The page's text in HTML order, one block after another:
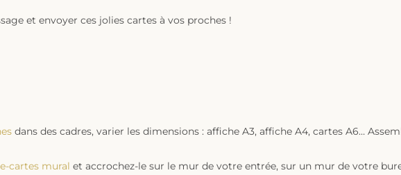
et envoyer ces jolies cartes à vos proches !
dans des cadres, varier les dimensions : affiche A3, affiche A4, cartes A6…
cartes mural et accrochez-le sur le mur de votre entrée, sur un mur de votre